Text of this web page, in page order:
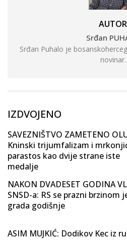
AUTOR
Srđan
Srđan Puhalo je
novinar.
IZDVOJENO
SAVEZNIŠTVO ZAMETENO
Kninski trijumfalizam i
parastos kao dvije strane iste
medalje
NAKON DVADESET GODINA
SNSD-a: RS se prazni brzinom
grada godišnje
ASIM MUJKIĆ: Dodikov Kec iz